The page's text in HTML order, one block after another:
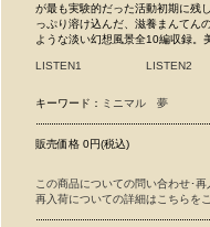
が最も実験的だった活動初期に残
っぷり溶け込んだ、滋養まんてん
ような淡い幻想風景全10編収録。
LISTEN1 LISTEN2
キーワード： ミニマル 夢
販売価格 0円(税込)
この商品についての問い合わせ･
再入荷についての詳細はこちらを